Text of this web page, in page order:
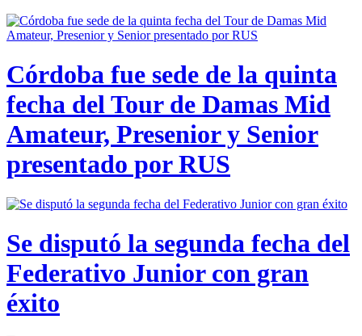
Córdoba fue sede de la quinta
fecha del Tour de Damas Mid
Amateur, Presenior y Senior
presentado por RUS
Se disputó la segunda fecha del
Federativo Junior con gran
éxito